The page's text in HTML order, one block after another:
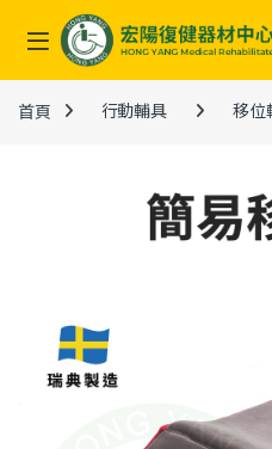
Skip to navigation
Skip to content
首頁 行動輔具 移位